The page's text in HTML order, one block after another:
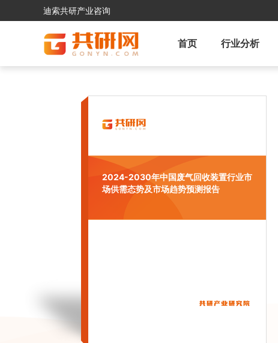
迪索共研产业咨询
首页 行业分析
2024-2030年中国废气回收装置行业市
场供需态势及市场趋势预测报告